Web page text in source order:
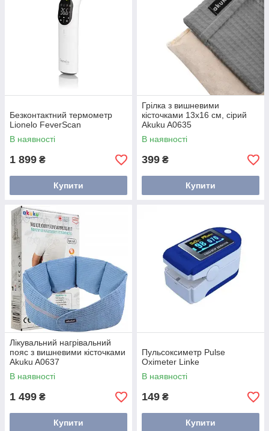
Безконтактний термометр
Lionelo FeverScan
В наявності
1 899 ₴
Купити
Грілка з вишневими
кісточками 13x16 см, сірий
Akuku A0635
В наявності
399 ₴
Купити
Лікувальний нагрівальний
пояс з вишневими кісточками
Akuku A0637
В наявності
1 499 ₴
Купити
Пульсоксиметр Pulse
Oximeter Linke
В наявності
149 ₴
Купити